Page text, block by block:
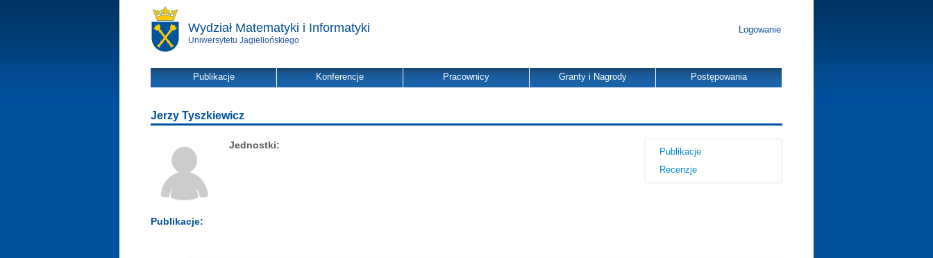
Wydział Matematyki i Informatyki
Uniwersytetu Jagiellońskiego
Logowanie
Publikacje Konferencje Pracownicy Granty i Nagrody Postępowania
Jerzy Tyszkiewicz
Jednostki:
Publikacje
Recenzje
Publikacje: